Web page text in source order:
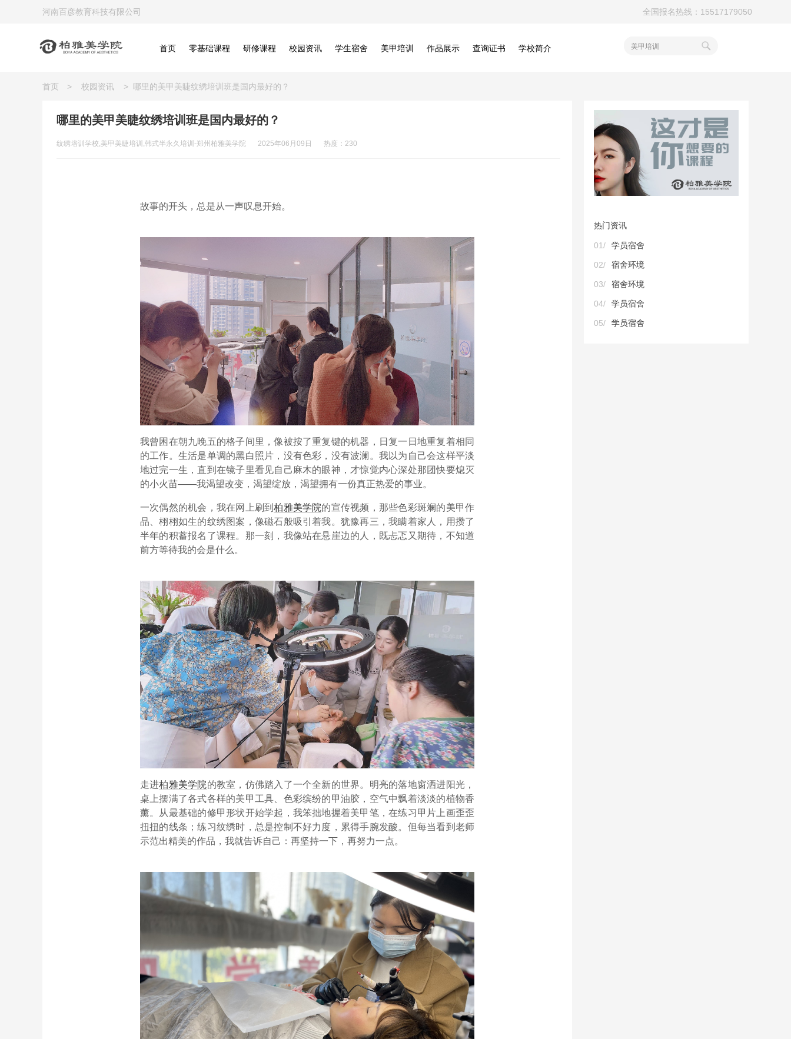
河南百彦教育科技有限公司 全国报名热线：15517179050
首页 零基础课程 研修课程 校园资讯 学生宿舍 美甲培训 作品展示 查询证书 学校简介 美甲培训
首页 > 校园资讯 > 哪里的美甲美睫纹绣培训班是国内最好的？
哪里的美甲美睫纹绣培训班是国内最好的？
纹绣培训学校,美甲美睫培训,韩式半永久培训-郑州柏雅美学院 2025年06月09日 热度：230
故事的开头，总是从一声叹息开始。
我曾困在朝九晚五的格子间里，像被按了重复键的机器，日复一日地重复着相同
的工作。生活是单调的黑白照片，没有色彩，没有波澜。我以为自己会这样平淡
地过完一生，直到在镜子里看见自己麻木的眼神，才惊觉内心深处那团快要熄灭
的小火苗——我渴望改变，渴望绽放，渴望拥有一份真正热爱的事业。
一次偶然的机会，我在网上刷到柏雅美学院的宣传视频，那些色彩斑斓的美甲作
品、栩栩如生的纹绣图案，像磁石般吸引着我。犹豫再三，我瞒着家人，用攒了
半年的积蓄报名了课程。那一刻，我像站在悬崖边的人，既忐忑又期待，不知道
前方等待我的会是什么。
走进柏雅美学院的教室，仿佛踏入了一个全新的世界。明亮的落地窗洒进阳光，
桌上摆满了各式各样的美甲工具、色彩缤纷的甲油胶，空气中飘着淡淡的植物香
薰。从最基础的修甲形状开始学起，我笨拙地握着美甲笔，在练习甲片上画歪歪
扭扭的线条；练习纹绣时，总是控制不好力度，累得手腕发酸。但每当看到老师
示范出精美的作品，我就告诉自己：再坚持一下，再努力一点。
热门资讯
01/ 学员宿舍
02/ 宿舍环境
03/ 宿舍环境
04/ 学员宿舍
05/ 学员宿舍